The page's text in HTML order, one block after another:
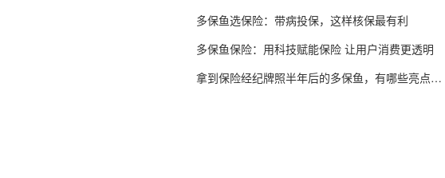
多保鱼选保险：带病投保，这样核保最有利
多保鱼保险：用科技赋能保险 让用户消费更透明
拿到保险经纪牌照半年后的多保鱼，有哪些亮点值得关注？